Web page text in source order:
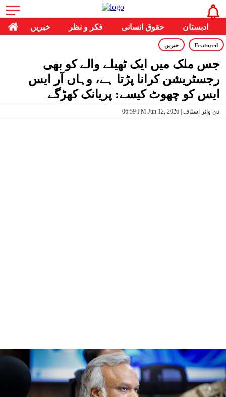
خبریں فکر و نظر حقوق انسانی ادبستان
Featured خبریں
جس ملک میں ایک ٹھیلے والے کو بھی
رجسٹریشن کرانا پڑتا ہے، وہاں آر ایس
ایس کو چھوٹ کیسے: پریانک کھڑگے
06:59 PM Jun 12, 2026 | دی وائر اسٹاف